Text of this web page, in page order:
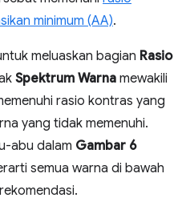
minimum (AA).
meluaskan bagian Rasio
Spektrum Warna mewakili
rasio kontras yang
yang tidak memenuhi.
abu dalam Gambar 6
semua warna di bawah